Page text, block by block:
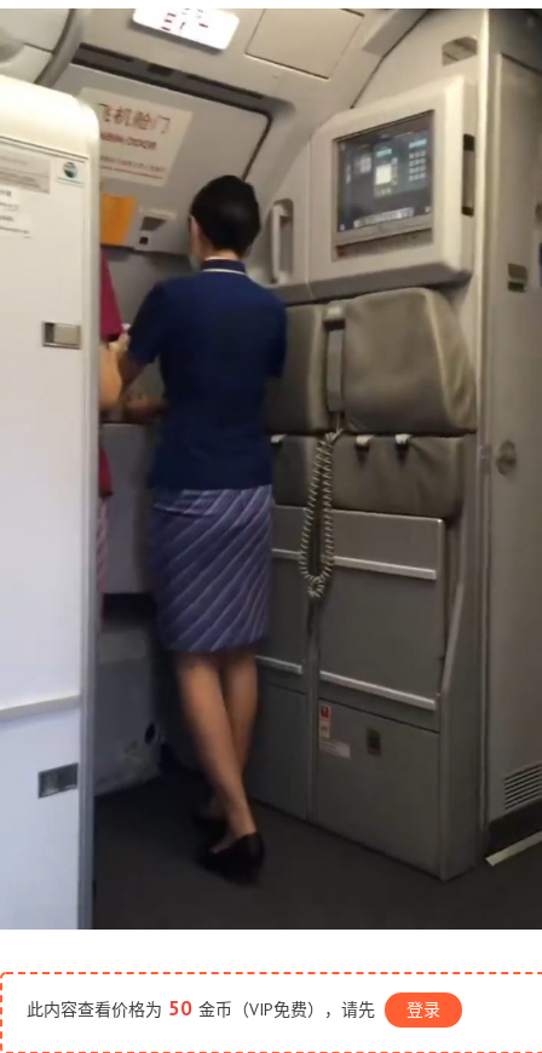
此内容查看价格为 50 金币（VIP免费），请先 登录